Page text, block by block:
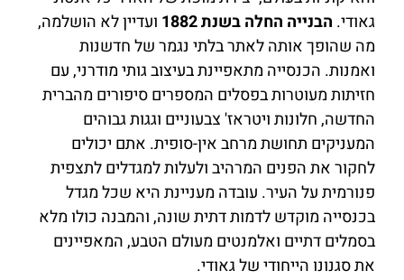
גאודי. הבנייה החלה בשנת 1882
ועדיין לא הושלמה,
מה שהופך אותה לאתר בלתי נגמר של חדשנות
ואמנות. הכנסייה מתאפיינת בעיצוב גותי מודרני, עם
חזיתות מעוטרות בפסלים המספרים סיפורים מהברית
החדשה, חלונות ויטראז' צבעוניים וגגות גבוהים
המעניקים תחושת מרחב אין-סופית. אתם יכולים
לחקור את הפנים המרהיב ולעלות למגדלים לתצפית
פנורמית על העיר. עובדה מעניינת היא שכל מגדל
בכנסייה מוקדש לדמות דתית שונה, והמבנה כולו מלא
בסמלים דתיים ואלמנטים מעולם הטבע, המאפיינים
את סגנונו הייחודי של גאודי.